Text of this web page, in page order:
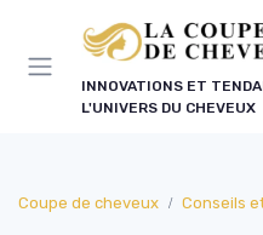
INNOVATIONS ET
L'UNIVERS DU CHEVEUX
Coupe de cheveux Conseils